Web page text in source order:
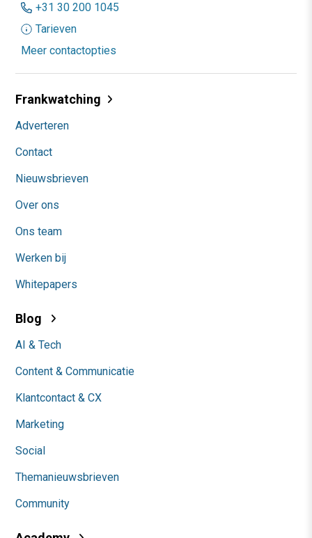
+31 30 200 1045
Tarieven
Meer contactopties
Frankwatching
Adverteren
Contact
Nieuwsbrieven
Over ons
Ons team
Werken bij
Whitepapers
Blog
AI & Tech
Content & Communicatie
Klantcontact & CX
Marketing
Social
Themanieuwsbrieven
Community